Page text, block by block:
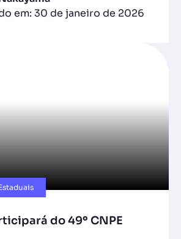
em: 30 de janeiro de 2026
do 49º CNPE